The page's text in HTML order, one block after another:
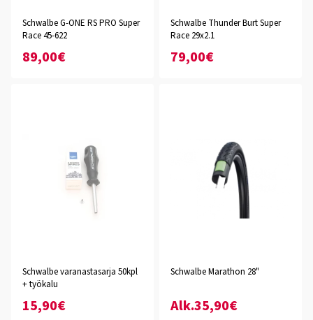
Schwalbe G-ONE RS PRO Super
Race 45-622
89,00€
Schwalbe Thunder Burt Super
Race 29x2.1
79,00€
Schwalbe varanastasarja 50kpl
+ työkalu
15,90€
Schwalbe Marathon 28"
Alk.35,90€